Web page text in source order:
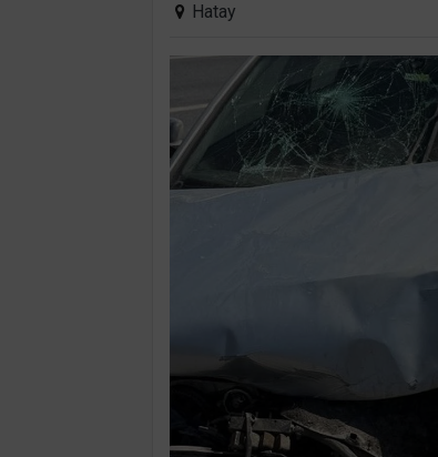
Hatay